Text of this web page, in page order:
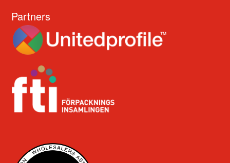
Partners